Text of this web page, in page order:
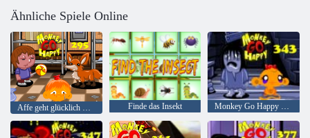
Ähnliche Spiele Online
Affe geht glücklich Stufe 295 Finde das Insekt Monkey Go Happy Stage 343,